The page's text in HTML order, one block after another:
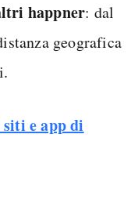
happner: dal
geografica
e app di